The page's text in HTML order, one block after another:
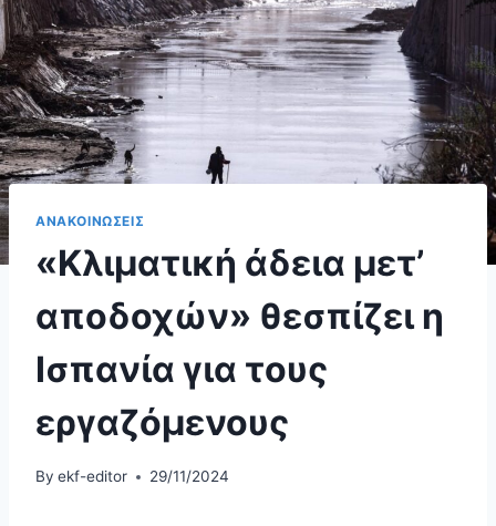
ΑΝΑΚΟΙΝΩΣΕΙΣ
«Kλιματική άδεια μετ’
αποδοχών» θεσπίζει η
Ισπανία για τους
εργαζόμενους
By ekf-editor 29/11/2024